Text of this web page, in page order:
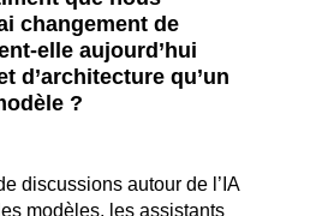
changement de
elle aujourd’hui
d’architecture qu’un
?
discussions autour de l’IA
modèles, les assistants